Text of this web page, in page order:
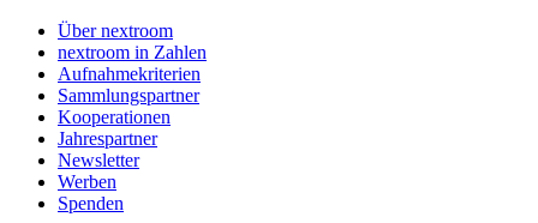
Über nextroom
nextroom in Zahlen
Aufnahmekriterien
Sammlungspartner
Kooperationen
Jahrespartner
Newsletter
Werben
Spenden